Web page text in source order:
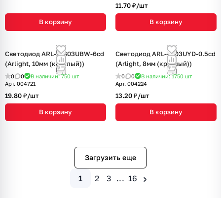
В корзину
11.70 ₽/шт
В корзину
Светодиод ARL-10603UBW-6cd
(Arlight, 10мм (круглый))
0 0 В наличии: 750 шт
Арт. 004721
19.80 ₽/шт
В корзину
Светодиод ARL-8603UYD-0.5cd
(Arlight, 8мм (круглый))
0 0 В наличии: 1750 шт
Арт. 004224
13.20 ₽/шт
В корзину
Загрузить еще
1 2 3 ... 16 ›